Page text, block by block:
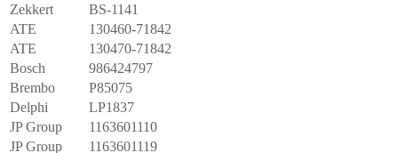
Zekkert
BS-1141
ATE
130460-71842
ATE
130470-71842
Bosch
986424797
Brembo
P85075
Delphi
LP1837
JP Group
1163601110
JP Group
1163601119